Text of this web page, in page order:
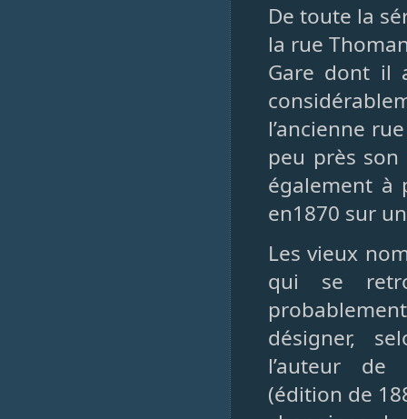
De toute la
la rue
Gare dont il
l’ancienne
peu près son
également à
en1870 sur
Les vieux
qui se
désigner,
l’auteur de
(édition de